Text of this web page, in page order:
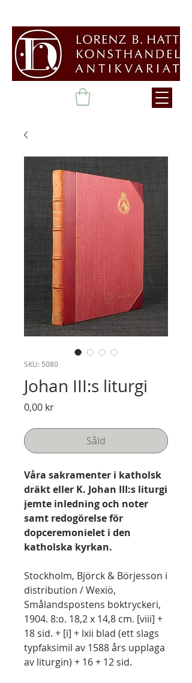
SKU: 5080
Johan III:s liturgi
0,00 krPris
Såld
Våra sakramenter i katholsk
dräkt eller K. Johan III:s liturgi
jemte inledning och noter
samt redogörelse för
dopceremonielet i den
katholska kyrkan.
Stockholm, Björck & Börjesson i
distribution / Wexiö,
Smålandspostens boktryckeri,
1904. 8:o. 18,2 x 14,8 cm. [viii] +
18 sid. + [i] + lxii blad (ett slags
typfaksimil av 1588 års upplaga
av liturgin) + 16 + 12 sid.